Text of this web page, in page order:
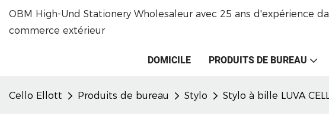
OBM High-Und Stationery Wholesaleur avec 25 ans d'expérience
commerce extérieur
DOMICILE PRODUITS DE BUREAU
Cello Ellott Produits de bureau Stylo Stylo à bille LUVA